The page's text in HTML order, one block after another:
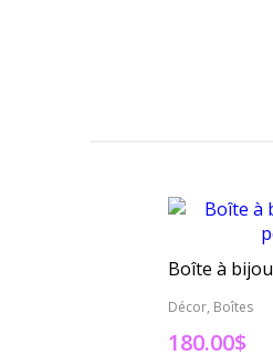
Décor, Boîtes
180.00$